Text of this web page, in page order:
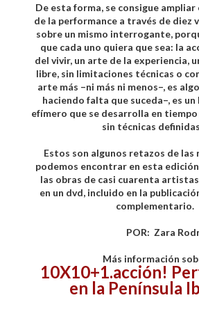
De esta forma, se consigue
de la performance a través de diez
sobre un mismo interrogante,
que cada uno quiera que sea: la
del vivir, un arte de la experiencia,
libre, sin limitaciones técnicas o
arte más –ni más ni menos–, es
haciendo falta que suceda–, es
efímero que se desarrolla en
sin técnicas
Estos son algunos retazos de las
podemos encontrar en esta
las obras de casi cuarenta
en un dvd, incluido en la
complementario.
POR: Zara
Más información
10X10+1.acción!
en la Península